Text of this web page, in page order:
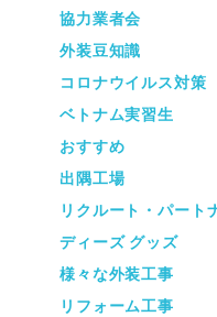
協力業者会
外装豆知識
コロナウイルス対策
ベトナム実習生
おすすめ
出隅工場
リクルート・パート
ディーズ グッズ
様々な外装工事
リフォーム工事